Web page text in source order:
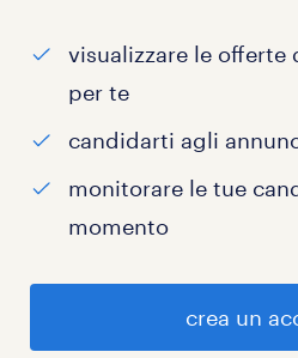
visualizzare le
per te
candidarti agli
monitorare le tue
momento
crea un